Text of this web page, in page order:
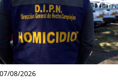
07/08/2026